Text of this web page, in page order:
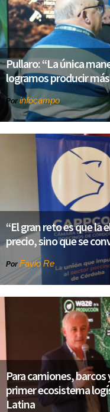
Pullaro: “La única
logramos producir
Por infocampo
“El gran reto es que la
precio, sino que se
Por Favio Re
Para camiones,
primer ecosistema
Latina